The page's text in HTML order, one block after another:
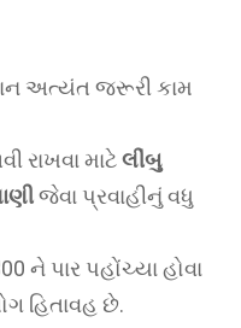
અત્યંત જરૂરી કામ
રાખવા માટેલીંબુ
જેવા પ્રવાહીનું વધુ
ને પાર પહોંચ્યા હોવા
હિતાવહ છે.